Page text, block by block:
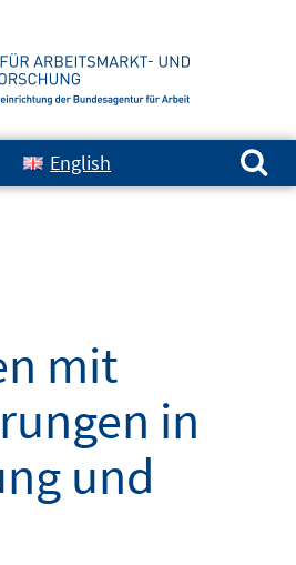
English
Suchen nach:
mit
in
und